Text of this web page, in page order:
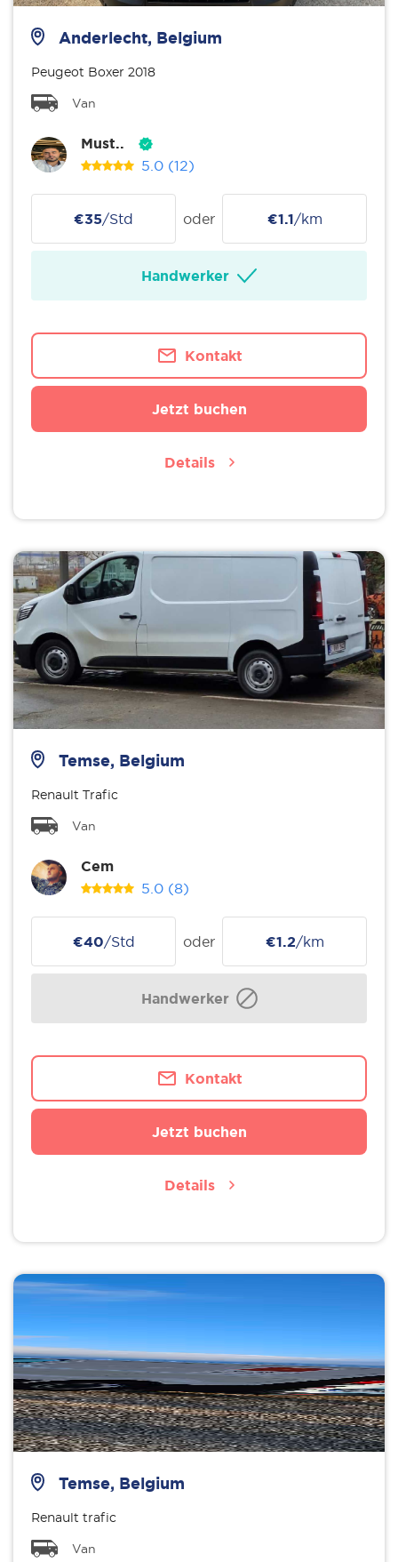
Anderlecht, Belgium
Peugeot Boxer 2018
Van
Must..
5.0 (12)
€35/Std oder €1.1/km
Handwerker
Kontakt
Jetzt buchen
Details
Temse, Belgium
Renault Trafic
Van
Cem
5.0 (8)
€40/Std oder €1.2/km
Handwerker
Kontakt
Jetzt buchen
Details
Temse, Belgium
Renault trafic
Van